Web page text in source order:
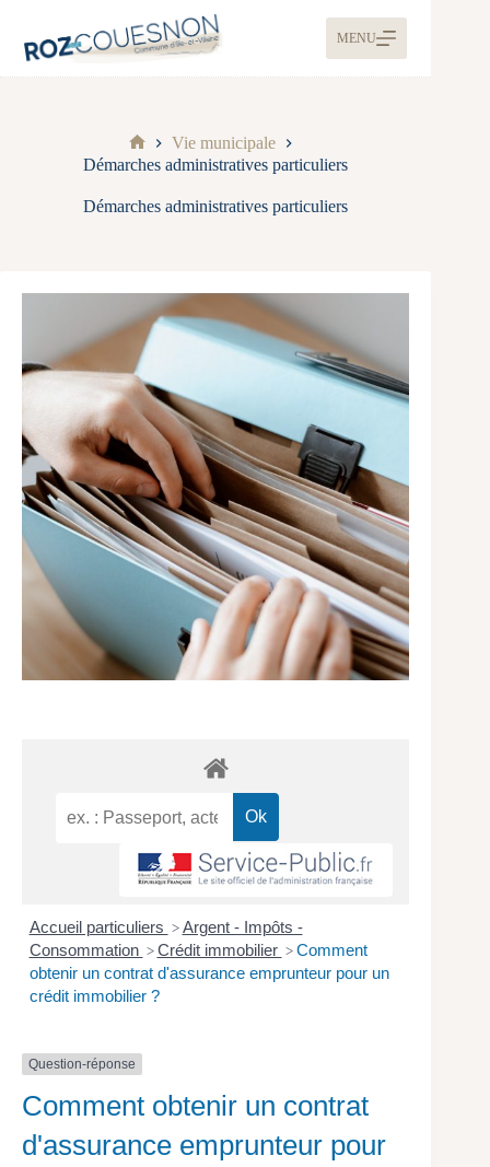
MENU
Vie municipale
Démarches administratives particuliers
Démarches administratives particuliers
Accueil particuliers > Argent - Impôts -
Consommation > Crédit immobilier > Comment
obtenir un contrat d'assurance emprunteur pour un
crédit immobilier ?
Question-réponse
Comment obtenir un contrat
d'assurance emprunteur pour